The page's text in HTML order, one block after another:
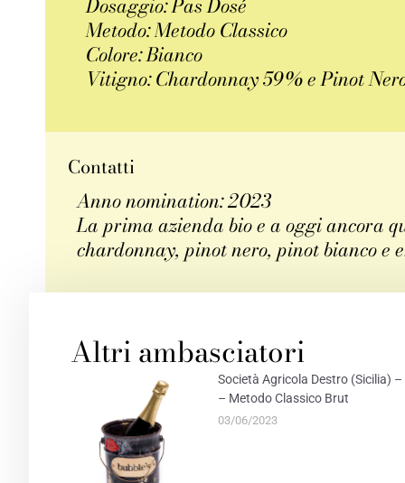
Metodo: Metodo Classico
Colore: Bianco
Vitigno: Chardonnay 59% e Pinot
Contatti
Anno nomination: 2023
La prima azienda bio e a oggi ancora
chardonnay, pinot nero, pinot bianco
Altri ambasciatori
Società Agricola Destro (Sicilia)
– Metodo Classico Brut
03/06/2023